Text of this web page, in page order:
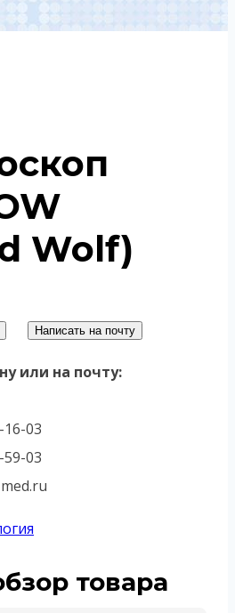
Wolf)
Написать на почту
или на почту:
16-03
59-03
товара